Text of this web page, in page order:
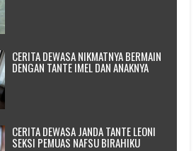
CERITA DEWASA NIKMATNYA BERMAIN
DENGAN TANTE IMEL DAN ANAKNYA
CERITA DEWASA JANDA TANTE LEONI
SEKSI PEMUAS NAFSU BIRAHIKU